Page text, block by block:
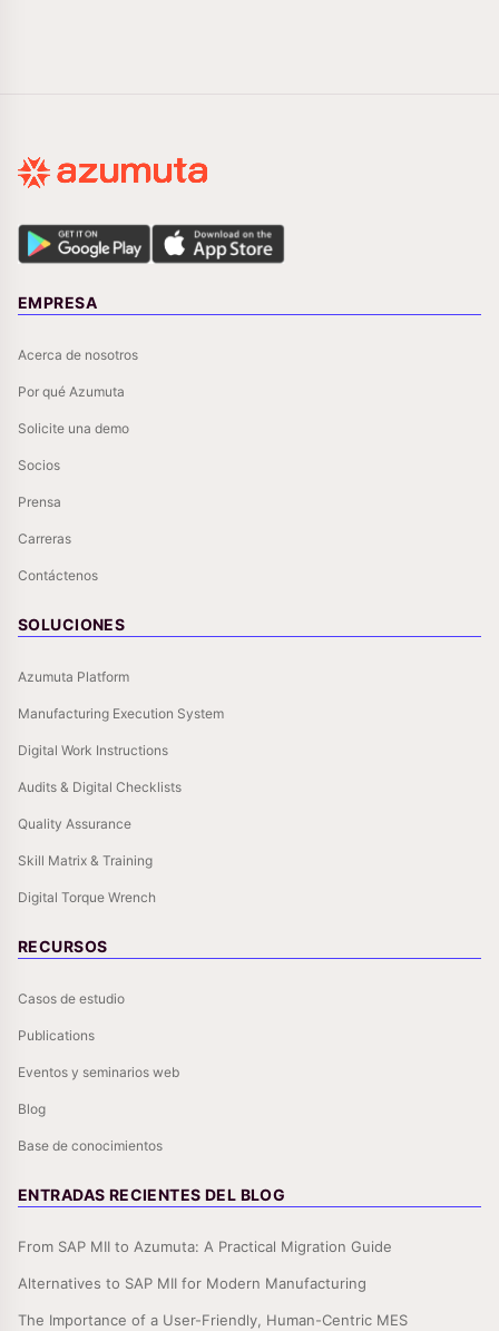
EMPRESA
Acerca de nosotros
Por qué Azumuta
Solicite una demo
Socios
Prensa
Carreras
Contáctenos
SOLUCIONES
Azumuta Platform
Manufacturing Execution System
Digital Work Instructions
Audits & Digital Checklists
Quality Assurance
Skill Matrix & Training
Digital Torque Wrench
RECURSOS
Casos de estudio
Publications
Eventos y seminarios web
Blog
Base de conocimientos
ENTRADAS RECIENTES DEL BLOG
From SAP MII to Azumuta: A Practical Migration Guide
Alternatives to SAP MII for Modern Manufacturing
The Importance of a User-Friendly, Human-Centric MES